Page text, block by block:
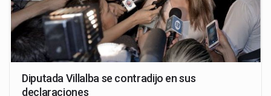
Diputada Villalba se contradijo en sus
declaraciones